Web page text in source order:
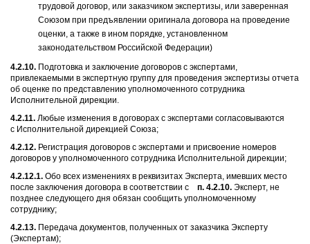
трудовой договор, или заказчиком экспертизы, или заверенная
Союзом при предъявлении оригинала договора на проведение
оценки, а также в ином порядке, установленном
законодательством Российской Федерации)
4.2.10. Подготовка и заключение договоров с экспертами,
привлекаемыми в экспертную группу для проведения экспертизы отчета
об оценке по представлению уполномоченного сотрудника
Исполнительной дирекции.
4.2.11. Любые изменения в договорах с экспертами согласовываются
с Исполнительной дирекцией Союза;
4.2.12. Регистрация договоров с экспертами и присвоение номеров
договоров у уполномоченного сотрудника Исполнительной дирекции;
4.2.12.1. Обо всех изменениях в реквизитах Эксперта, имевших место
после заключения договора в соответствии с п. 4.2.10. Эксперт, не
позднее следующего дня обязан сообщить уполномоченному
сотруднику;
4.2.13. Передача документов, полученных от заказчика Эксперту
(Экспертам);